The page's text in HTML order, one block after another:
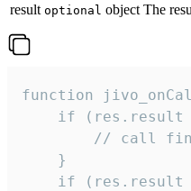
result optional object The
function
if (res.result
// call
    }
if (res.result